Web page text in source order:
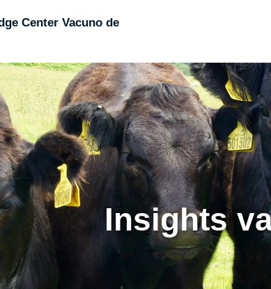
Center Vacuno de
Insights